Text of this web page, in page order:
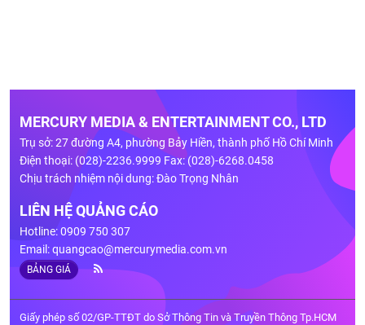
MERCURY MEDIA & ENTERTAINMENT CO., LTD
Trụ sở: 27 đường A4, phường Bảy Hiền, thành phố Hồ Chí Minh
Điện thoại: (028)-2236.9999 Fax: (028)-6268.0458
Chịu trách nhiệm nội dung: Đào Trọng Nhân
LIÊN HỆ QUẢNG CÁO
Hotline: 0909 750 307
Email:quangcao@mercurymedia.com.vn
BẢNG GIÁ
Giấy phép số 02/GP-TTĐT do Sở Thông Tin và Truyền Thông Tp.HCM